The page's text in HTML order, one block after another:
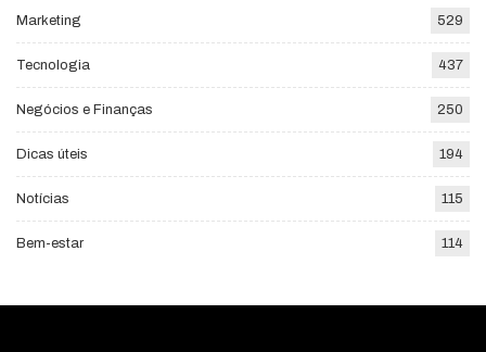
Marketing 529
Tecnologia 437
Negócios e Finanças 250
Dicas úteis 194
Notícias 115
Bem-estar 114